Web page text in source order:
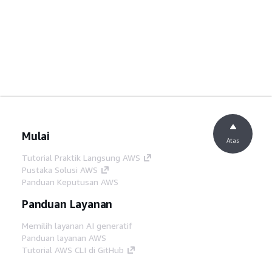
Mulai
Tutorial Praktik Langsung AWS
Pustaka Solusi AWS
Panduan Keputusan AWS
Panduan Layanan
Memilih layanan AI generatif
Panduan layanan AWS
Tutorial AWS CLI di GitHub
Atas